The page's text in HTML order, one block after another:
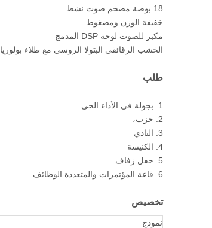
18 بوصة مضخم صوت نشط
خفيفة الوزن ومضغوط
مكبر للصوت لوحة DSP المدمج
الخشب الرقائقي البتولا الروسي مع طلاء بولوريا
طلب
1. بجولة في الأداء الحي
2. حزب،
3. النادي
4. الكنيسة
5. حفل زفاف
6. قاعة المؤتمرات والمتعددة الوظائف
تخصيص
نموذج